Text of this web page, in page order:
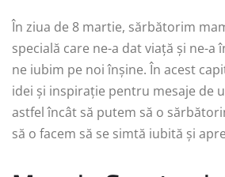
În ziua de 8 martie, sărbătorim
specială care ne-a dat viață și ne-a
ne iubim pe noi înșine. În acest
idei și inspirație pentru mesaje de
astfel încât să putem să o
să o facem să se simtă iubită și